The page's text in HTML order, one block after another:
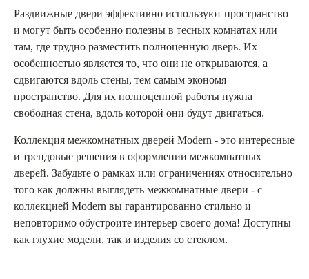
Раздвижные двери эффективно используют пространство
и могут быть особенно полезны в тесных комнатах или
там, где трудно разместить полноценную дверь. Их
особенностью является то, что они не открываются, а
сдвигаются вдоль стены, тем самым экономя
пространство. Для их полноценной работы нужна
свободная стена, вдоль которой они будут двигаться.
Коллекция межкомнатных дверей Modern - это интересные
и трендовые решения в оформлении межкомнатных
дверей. Забудьте о рамках или ограничениях относительно
того как должны выглядеть межкомнатные двери - с
коллекцией Modern вы гарантированно стильно и
неповторимо обустроите интерьер своего дома! Доступны
как глухие модели, так и изделия со стеклом.